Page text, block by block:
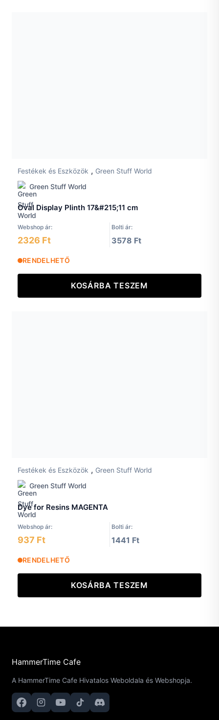
Festékek és Eszközök , Green Stuff World
Green Stuff World
Oval Display Plinth 17&#215;11 cm
Webshop ár: Bolti ár:
2326 Ft 3578 Ft
RENDELHETŐ
KOSÁRBA TESZEM
Festékek és Eszközök , Green Stuff World
Green Stuff World
Dye for Resins MAGENTA
Webshop ár: Bolti ár:
937 Ft 1441 Ft
RENDELHETŐ
KOSÁRBA TESZEM
HammerTime Cafe
A HammerTime Cafe Hivatalos Weboldala és Webshopja.